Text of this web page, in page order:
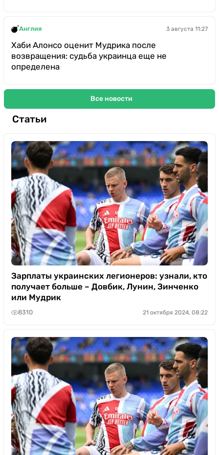
Англия 3 августа 11:27
Хаби Алонсо оценит Мудрика после
возвращения: судьба украинца еще не
определена
Все новости
Статьи
Зарплаты украинских легионеров: узнали, кто
получает больше – Довбик, Лунин, Зинченко
или Мудрик
8310 21 октября 2024, 08:22